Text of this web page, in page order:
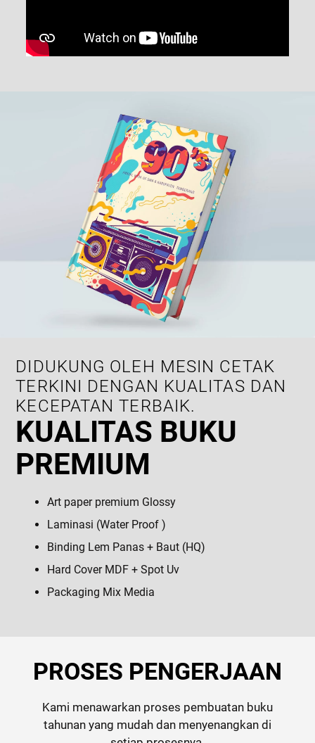
DIDUKUNG OLEH MESIN CETAK
TERKINI DENGAN KUALITAS DAN
KECEPATAN TERBAIK.
KUALITAS BUKU
PREMIUM
Art paper premium Glossy
Laminasi (Water Proof )
Binding Lem Panas + Baut (HQ)
Hard Cover MDF + Spot Uv
Packaging Mix Media
PROSES PENGERJAAN
Kami menawarkan proses pembuatan buku
tahunan yang mudah dan menyenangkan di